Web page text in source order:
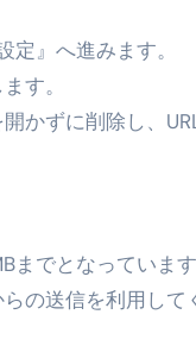
空券＋ホテルが“セ
メインをご紹介
秒でわかる効果
？②【30秒でわか
秒でわかる効果
うなるのか？ #ダイ
』へ進みます。
す。
かずに削除し、
でとなっていま
の送信を利用して